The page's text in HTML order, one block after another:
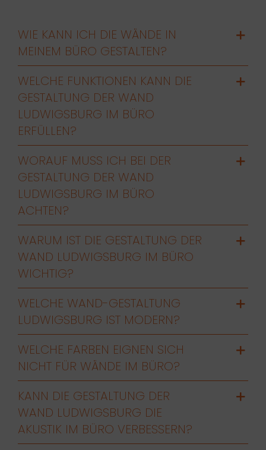
WIE KANN ICH DIE WÄNDE IN
MEINEM BÜRO GESTALTEN?
WELCHE FUNKTIONEN KANN DIE
GESTALTUNG DER WAND
LUDWIGSBURG IM BÜRO
ERFÜLLEN?
WORAUF MUSS ICH BEI DER
GESTALTUNG DER WAND
LUDWIGSBURG IM BÜRO
ACHTEN?
WARUM IST DIE GESTALTUNG DER
WAND LUDWIGSBURG IM BÜRO
WICHTIG?
WELCHE WAND-GESTALTUNG
LUDWIGSBURG IST MODERN?
WELCHE FARBEN EIGNEN SICH
NICHT FÜR WÄNDE IM BÜRO?
KANN DIE GESTALTUNG DER
WAND LUDWIGSBURG DIE
AKUSTIK IM BÜRO VERBESSERN?